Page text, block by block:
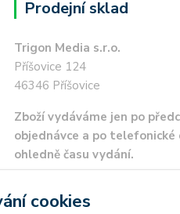
Prodejní sklad
Trigon Media s.r.o.
Příšovice 124
46346 Příšovice
Zboží vydáváme jen po
objednávce a po telefonické
ohledně času vydání.
cookies